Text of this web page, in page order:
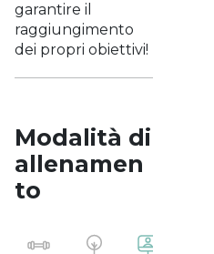
garantire il
raggiungimento
dei propri obiettivi!
Modalità di
allenamen
to